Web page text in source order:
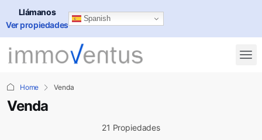
Spanish
Llámanos
Ver propiedades
Home Venda
Venda
21 Propiedades